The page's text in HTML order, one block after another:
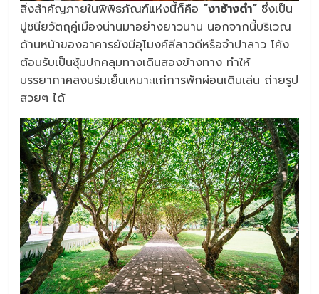
สิ่งสำคัญภายในพิพิธภัณฑ์แห่งนี้ก็คือ“งาช้างดำ” ซึ่งเป็น
ปูชนียวัตถุคู่เมืองน่านมาอย่างยาวนาน นอกจากนี้บริเวณ
ด้านหน้าของอาคารยังมีอุโมงค์ลีลาวดีหรือจำปาลาว โค้ง
ต้อนรับเป็นซุ้มปกคลุมทางเดินสองข้างทาง ทำให้
บรรยากาศสงบร่มเย็นเหมาะแก่การพักผ่อนเดินเล่น ถ่ายรูป
สวยๆ ได้